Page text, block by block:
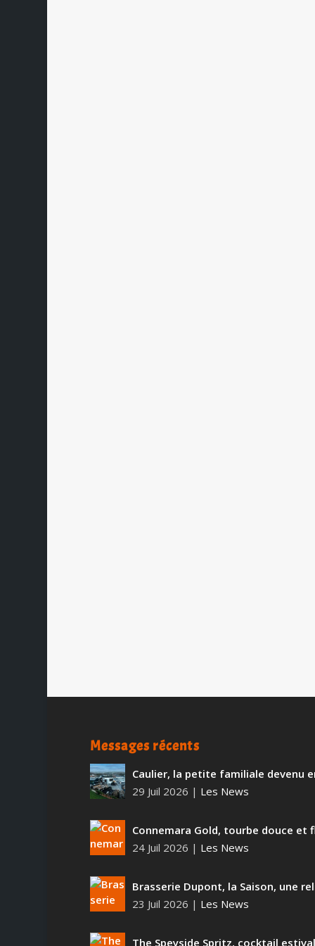
Messages récents
Caulier, la petite familiale devenu
29 Juil 2026 | Les News
Connemara Gold, tourbe douce et
24 Juil 2026 | Les News
Brasserie Dupont, la Saison, une
23 Juil 2026 | Les News
The Speyside Spritz, cocktail